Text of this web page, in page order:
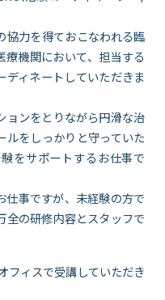
協力を得ておこなわれる臨
機関において、担当する
ディネートしていただきま
ョンをとりながら円滑な治
ルをしっかりと守っていた
をサポートするお仕事で
仕事ですが、未経験の方で
全の研修内容とスタッフで
フィスで受講していただき